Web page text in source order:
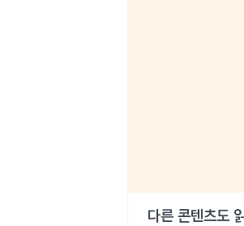
다른 콘텐츠도